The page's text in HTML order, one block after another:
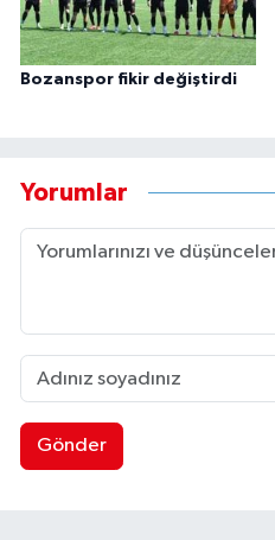
Bozanspor fikir değiştirdi
Yorumlar
Gönder